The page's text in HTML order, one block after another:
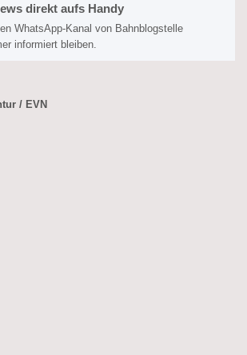
direkt aufs Handy
WhatsApp-Kanal von Bahnblogstelle
informiert bleiben.
/ EVN